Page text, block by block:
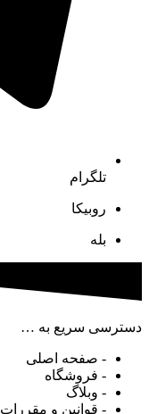
تلگرام
روبیکا
بله
دسترسی سریع به …
- صفحه اصلی
- فروشگاه
- وبلاگ
- قوانین و مقررات